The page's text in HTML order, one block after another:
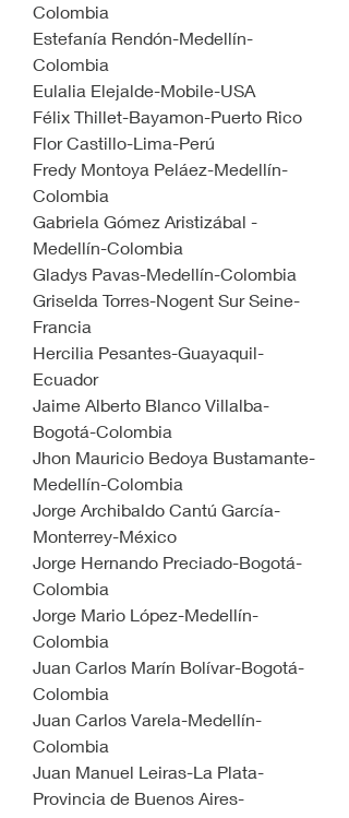
Colombia
Estefanía Rendón-Medellín-
Colombia
Eulalia Elejalde-Mobile-USA
Félix Thillet-Bayamon-Puerto Rico
Flor Castillo-Lima-Perú
Fredy Montoya Peláez-Medellín-
Colombia
Gabriela Gómez Aristizábal -
Medellín-Colombia
Gladys Pavas-Medellín-Colombia
Griselda Torres-Nogent Sur Seine-
Francia
Hercilia Pesantes-Guayaquil-
Ecuador
Jaime Alberto Blanco Villalba-
Bogotá-Colombia
Jhon Mauricio Bedoya Bustamante-
Medellín-Colombia
Jorge Archibaldo Cantú García-
Monterrey-México
Jorge Hernando Preciado-Bogotá-
Colombia
Jorge Mario López-Medellín-
Colombia
Juan Carlos Marín Bolívar-Bogotá-
Colombia
Juan Carlos Varela-Medellín-
Colombia
Juan Manuel Leiras-La Plata-
Provincia de Buenos Aires-